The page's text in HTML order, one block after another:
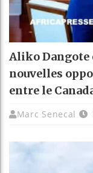
Aliko Dangote
nouvelles
entre le
Marc Senecal